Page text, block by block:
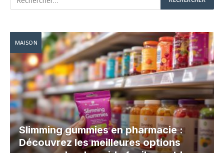
MAISON
Slimming gummies en pharmacie :
Découvrez les meilleures options